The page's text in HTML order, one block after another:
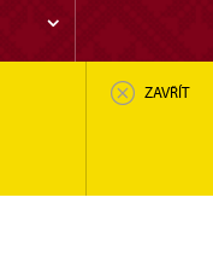
ZAVŘÍT